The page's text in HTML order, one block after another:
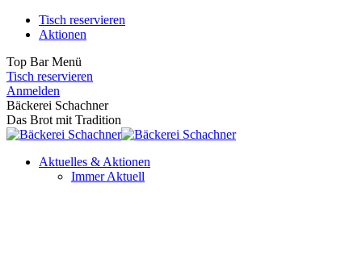
Zum
Inhalt
Tisch reservieren
Aktionen
Top Bar Menü
Tisch reservieren
Facebook
page
opens
in
window
Instagram
page
opens
in
window
Anmelden
Bäckerei Schachner
Das Brot mit Tradition
Aktuelles & Aktionen
Immer Aktuell